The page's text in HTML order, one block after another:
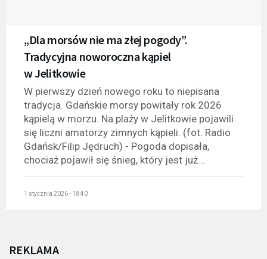
„Dla morsów nie ma złej pogody”.
Tradycyjna noworoczna kąpiel
w Jelitkowie
W pierwszy dzień nowego roku to niepisana
tradycja. Gdańskie morsy powitały rok 2026
kąpielą w morzu. Na plaży w Jelitkowie pojawili
się liczni amatorzy zimnych kąpieli. (fot. Radio
Gdańsk/Filip Jędruch) - Pogoda dopisała,
chociaż pojawił się śnieg, który jest już...
1 stycznia 2026 - 18:40
REKLAMA